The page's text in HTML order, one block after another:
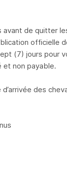
avant de quitter
officielle
(7) jours pour
et non payable.
des